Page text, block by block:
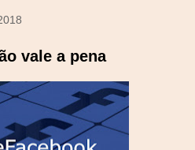
vale a pena